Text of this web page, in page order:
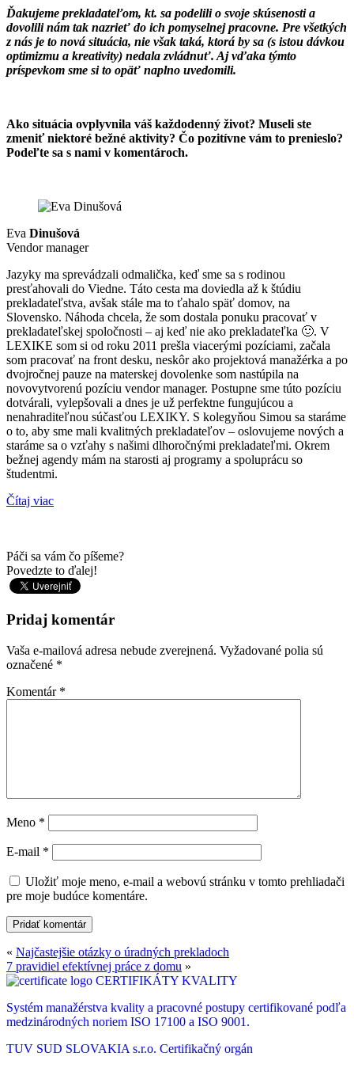
Ďakujeme prekladateľom, kt. sa podelili o svoje skúsenosti a
dovolili nám tak nazrieť do ich pomyselnej pracovne. Pre všetkých
z nás je to nová situácia, nie však taká, ktorá by sa (s istou dávkou
optimizmu a kreativity) nedala zvládnuť. Aj vďaka týmto
príspevkom sme si to opäť naplno uvedomili.
Ako situácia ovplyvnila váš každodenný život? Museli ste
zmeniť niektoré bežné aktivity? Čo pozitívne vám to prenieslo?
Podeľte sa s nami v komentároch.
Eva Dinušová
Vendor manager
Jazyky ma sprevádzali odmalička, keď sme sa s rodinou
presťahovali do Viedne. Táto cesta ma doviedla až k štúdiu
prekladateľstva, avšak stále ma to ťahalo späť domov, na
Slovensko. Náhoda chcela, že som dostala ponuku pracovať v
prekladateľskej spoločnosti – aj keď nie ako prekladateľka 🙂. V
LEXIKE som si od roku 2011 prešla viacerými pozíciami, začala
som pracovať na front desku, neskôr ako projektová manažérka a po
dvojročnej pauze na materskej dovolenke som nastúpila na
novovytvorenú pozíciu vendor manager. Postupne sme túto pozíciu
dotvárali, vylepšovali a dnes je už perfektne fungujúcou a
nenahraditeľnou súčasťou LEXIKY. S kolegyňou Simou sa staráme
o to, aby sme mali kvalitných prekladateľov – oslovujeme nových a
staráme sa o vzťahy s našimi dlhoročnými prekladateľmi. Okrem
bežnej agendy mám na starosti aj programy a spoluprácu so
študentmi.
Čítaj viac
Páči sa vám čo píšeme?
Povedzte to ďalej!
Pridaj komentár
Vaša e-mailová adresa nebude zverejnená. Vyžadované polia sú
označené *
Komentár *
Meno *
E-mail *
Uložiť moje meno, e-mail a webovú stránku v tomto prehliadači
pre moje budúce komentáre.
« Najčastejšie otázky o úradných prekladoch
7 pravidiel efektívnej práce z domu »
CERTIFIKÁTY KVALITY
Systém manažérstva kvality a pracovné postupy certifikované podľa
medzinárodných noriem ISO 17100 a ISO 9001.
TUV SUD SLOVAKIA s.r.o. Certifikačný orgán